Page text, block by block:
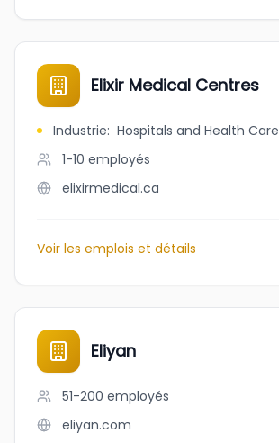
Elixir Medical Centres
Industrie: Hospitals and Health Care
1-10 employés
elixirmedical.ca
Voir les emplois et détails
Eliyan
51-200 employés
eliyan.com